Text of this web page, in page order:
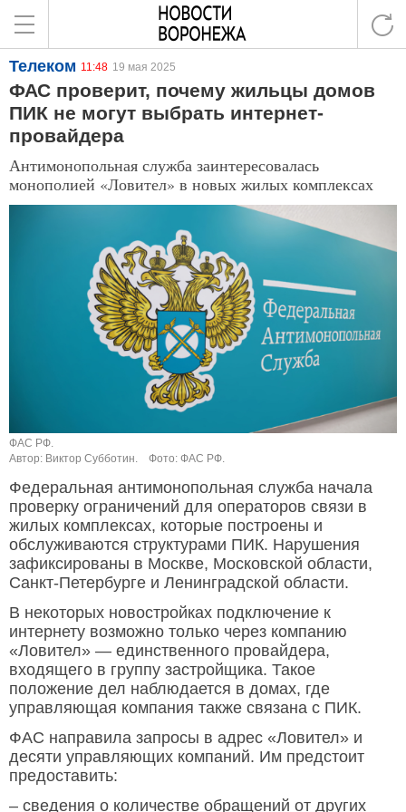
Телеком 11:48 19 мая 2025
ФАС проверит, почему жильцы домов
ПИК не могут выбрать интернет-
провайдера
Антимонопольная служба заинтересовалась
монополией «Ловител» в новых жилых комплексах
ФАС РФ.
Автор: Виктор Субботин.
Фото: ФАС РФ.
Федеральная антимонопольная служба начала
проверку ограничений для операторов связи в
жилых комплексах, которые построены и
обслуживаются структурами ПИК. Нарушения
зафиксированы в Москве, Московской области,
Санкт-Петербурге и Ленинградской области.
В некоторых новостройках подключение к
интернету возможно только через компанию
«Ловител» — единственного провайдера,
входящего в группу застройщика. Такое
положение дел наблюдается в домах, где
управляющая компания также связана с ПИК.
ФАС направила запросы в адрес «Ловител» и
десяти управляющих компаний. Им предстоит
предоставить:
– сведения о количестве обращений от других